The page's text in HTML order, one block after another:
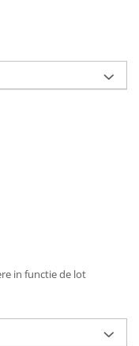
in functie de lot